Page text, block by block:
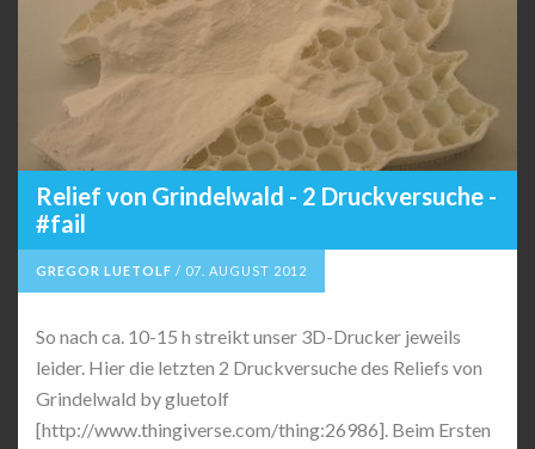
Relief von Grindelwald - 2 Druckversuche -
#fail
GREGOR LUETOLF / 07. AUGUST 2012
So nach ca. 10-15 h streikt unser 3D-Drucker jeweils
leider. Hier die letzten 2 Druckversuche des Reliefs von
Grindelwald by gluetolf
[http://www.thingiverse.com/thing:26986]. Beim Ersten